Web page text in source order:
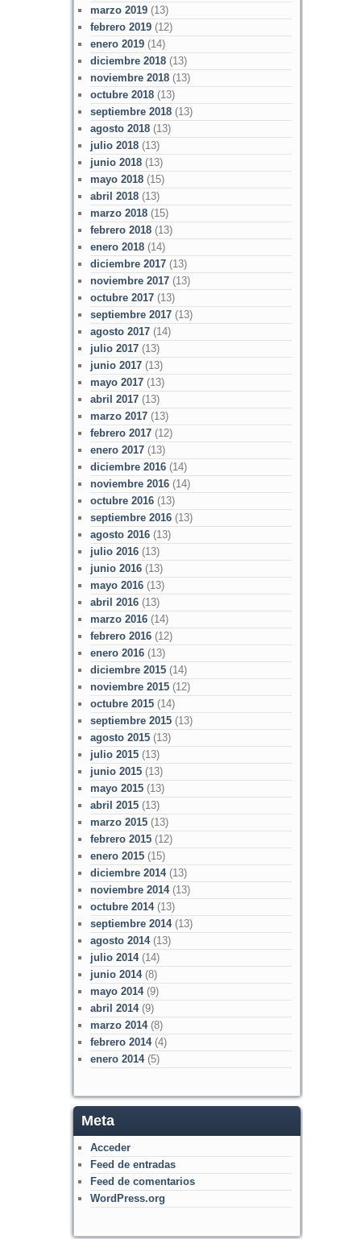
marzo 2019(13)
febrero 2019(12)
enero 2019(14)
diciembre 2018(13)
noviembre 2018(13)
octubre 2018(13)
septiembre 2018(13)
agosto 2018(13)
julio 2018(13)
junio 2018(13)
mayo 2018(15)
abril 2018(13)
marzo 2018(15)
febrero 2018(13)
enero 2018(14)
diciembre 2017(13)
noviembre 2017(13)
octubre 2017(13)
septiembre 2017(13)
agosto 2017(14)
julio 2017(13)
junio 2017(13)
mayo 2017(13)
abril 2017(13)
marzo 2017(13)
febrero 2017(12)
enero 2017(13)
diciembre 2016(14)
noviembre 2016(14)
octubre 2016(13)
septiembre 2016(13)
agosto 2016(13)
julio 2016(13)
junio 2016(13)
mayo 2016(13)
abril 2016(13)
marzo 2016(14)
febrero 2016(12)
enero 2016(13)
diciembre 2015(14)
noviembre 2015(12)
octubre 2015(14)
septiembre 2015(13)
agosto 2015(13)
julio 2015(13)
junio 2015(13)
mayo 2015(13)
abril 2015(13)
marzo 2015(13)
febrero 2015(12)
enero 2015(15)
diciembre 2014(13)
noviembre 2014(13)
octubre 2014(13)
septiembre 2014(13)
agosto 2014(13)
julio 2014(14)
junio 2014(8)
mayo 2014(9)
abril 2014(9)
marzo 2014(8)
febrero 2014(4)
enero 2014(5)
Meta
Acceder
Feed de entradas
Feed de comentarios
WordPress.org